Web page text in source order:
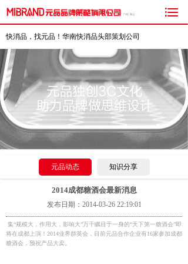

快消品，找元品！华南快消品头部策划公司
元品动态 知识分享
2014成都糖酒会最新消息
发布日期：2014-03-26 22:19:01
集“规模大，作用大，影响大”万千瞩目于一身的“天下第一糖酒会”即
将在成都上演！2014业界群英会，目前元品合作企业有16家参加成都
糖酒会，预祝产品大卖。